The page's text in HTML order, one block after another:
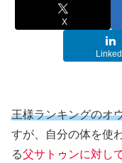
X
王様ランキングのオ
すが、自分の体を使
る父サトゥンに対し